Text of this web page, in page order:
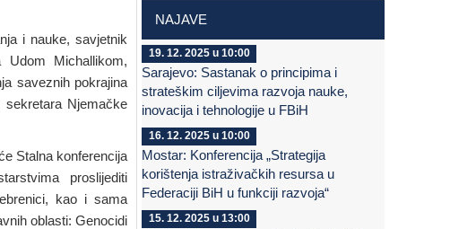
i nauke, savjetnik
Michallikom,
saveznih pokrajina
Njemačke
Stalna konferencija
proslijediti
kao i sama
oblasti: Genocidi
NAJAVE
19. 12. 2025 u 10:00
Sarajevo: Sastanak o principima i
strateškim ciljevima razvoja nauke,
inovacija i tehnologije u FBiH
16. 12. 2025 u 10:00
Mostar: Konferencija „Strategija
korištenja istraživačkih resursa u
Federaciji BiH u funkciji razvoja“
15. 12. 2025 u 13:00